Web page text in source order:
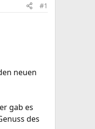
#1
neuen
gab es
des